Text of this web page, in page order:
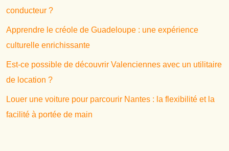
conducteur ?
Apprendre le créole de Guadeloupe : une expérience
culturelle enrichissante
Est-ce possible de découvrir Valenciennes avec un utilitaire
de location ?
Louer une voiture pour parcourir Nantes : la flexibilité et la
facilité à portée de main